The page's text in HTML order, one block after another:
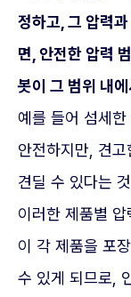
정하고, 그 압력
면, 안전한 압력
봇이 그 범위 내
예를 들어 섬세
안전하지만, 견
견딜 수 있다는
이러한 제품별
이 각 제품을 포
수 있게 되므로,